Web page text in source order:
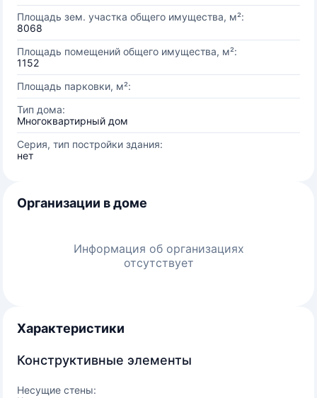
Площадь зем. участка общего имущества, м²:
8068
Площадь помещений общего имущества, м²:
1152
Площадь парковки, м²:
Тип дома:
Многоквартирный дом
Серия, тип постройки здания:
нет
Организации в доме
Информация об организациях
отсутствует
Характеристики
Конструктивные элементы
Несущие стены: